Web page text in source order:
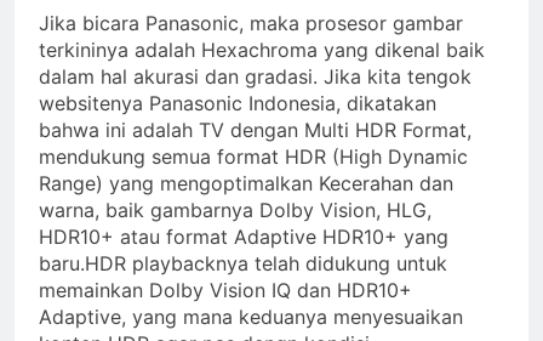
Jika bicara Panasonic, maka prosesor gambar
terkininya adalah Hexachroma yang dikenal baik
dalam hal akurasi dan gradasi. Jika kita tengok
websitenya Panasonic Indonesia, dikatakan
bahwa ini adalah TV dengan Multi HDR Format,
mendukung semua format HDR (High Dynamic
Range) yang mengoptimalkan Kecerahan dan
warna, baik gambarnya Dolby Vision, HLG,
HDR10+ atau format Adaptive HDR10+ yang
baru.HDR playbacknya telah didukung untuk
memainkan Dolby Vision IQ dan HDR10+
Adaptive, yang mana keduanya menyesuaikan